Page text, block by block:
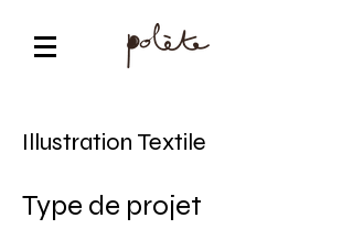
Illustration Textile
Type de projet